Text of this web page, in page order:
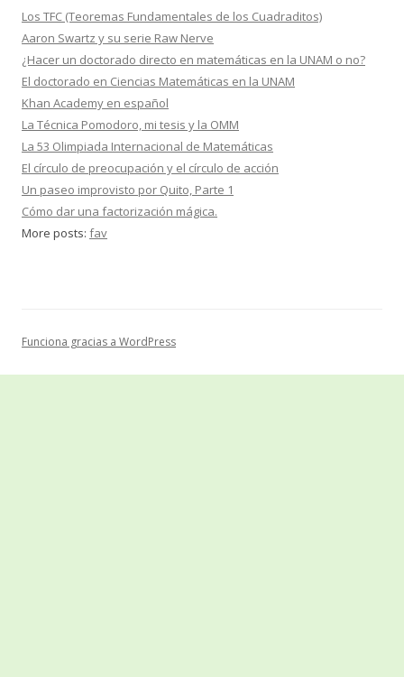
Los TFC (Teoremas Fundamentales de los Cuadraditos)
Aaron Swartz y su serie Raw Nerve
¿Hacer un doctorado directo en matemáticas en la UNAM o no?
El doctorado en Ciencias Matemáticas en la UNAM
Khan Academy en español
La Técnica Pomodoro, mi tesis y la OMM
La 53 Olimpiada Internacional de Matemáticas
El círculo de preocupación y el círculo de acción
Un paseo improvisto por Quito, Parte 1
Cómo dar una factorización mágica.
More posts: fav
Funciona gracias a WordPress